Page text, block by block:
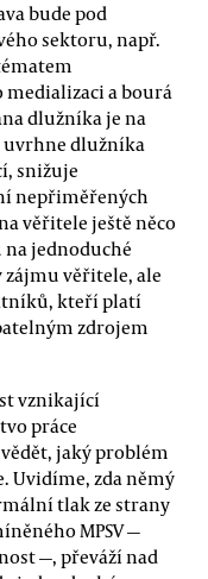
bude pod
sektoru, např.
medializaci a bourá
dlužníka je na
uvrhne dlužníka
snižuje
nepřiměřených
věřitele ještě něco
na jednoduché
věřitele, ale
kteří platí
zdrojem
vznikající
práce
jaký problém
Uvidíme, zda němý
tlak ze strany
MPSV —
—, převáží nad